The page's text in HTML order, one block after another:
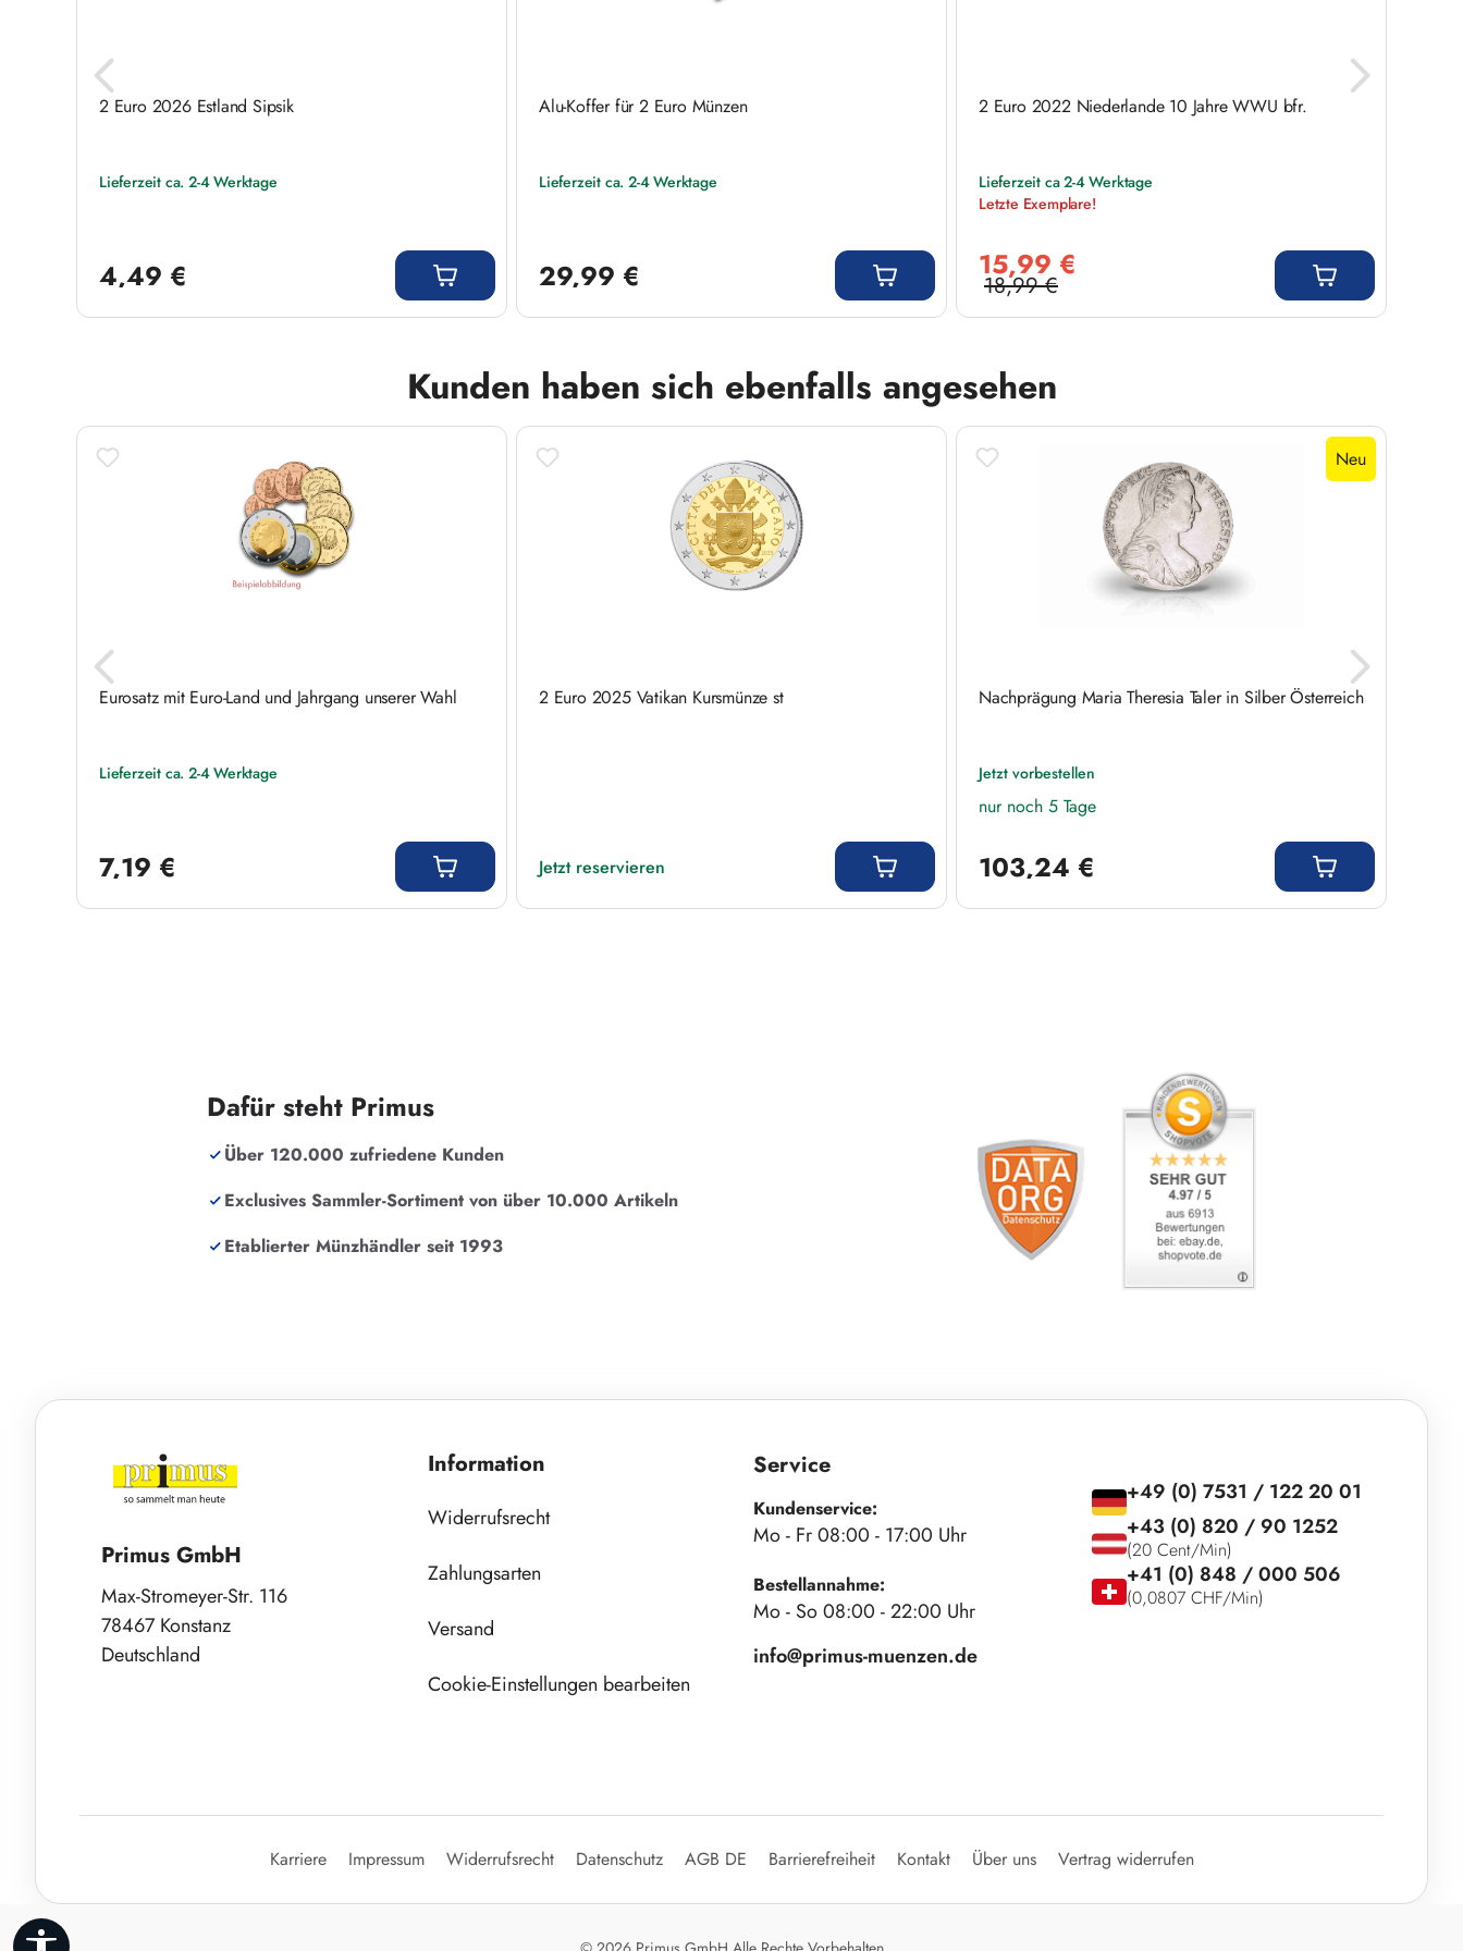
2 Euro 2026 Estland Sipsik
Lieferzeit ca. 2-4 Werktage
4,49 €
Alu-Koffer für 2 Euro Münzen
Lieferzeit ca. 2-4 Werktage
29,99 €
2 Euro 2022 Niederlande 10 Jahre WWU bfr.
Lieferzeit ca 2-4 Werktage
Letzte Exemplare!
15,99 €
Regulärer Preis:
18,99 €
Kunden haben sich ebenfalls angesehen
Eurosatz mit Euro-Land und Jahrgang unserer Wahl
Lieferzeit ca. 2-4 Werktage
7,19 €
2 Euro 2025 Vatikan Kursmünze st
Jetzt reservieren
Neu
Nachprägung Maria Theresia Taler in Silber Österreich
Jetzt vorbestellen
nur noch 5 Tage
103,24 €
Dafür steht Primus
Über 120.000 zufriedene Kunden
Exclusives Sammler-Sortiment von über 10.000 Artikeln
Etablierter Münzhändler seit 1993
Primus GmbH
Max-Stromeyer-Str. 116
78467 Konstanz
Deutschland
Information
Widerrufsrecht
Zahlungsarten
Versand
Cookie-Einstellungen bearbeiten
Service
Kundenservice:
Mo - Fr 08:00 - 17:00 Uhr
Bestellannahme:
Mo - So 08:00 - 22:00 Uhr
info@primus-muenzen.de
+49 (0) 7531 / 122 20 01
+43 (0) 820 / 90 1252
(20 Cent/Min)
+41 (0) 848 / 000 506
(0,0807 CHF/Min)
Karriere Impressum Widerrufsrecht Datenschutz AGB DE Barrierefreiheit Kontakt Über uns Vertrag widerrufen
Werkzeugleiste anzeigen